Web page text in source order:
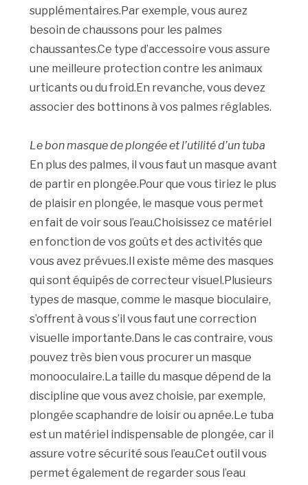
supplémentaires.Par exemple, vous aurez
besoin de chaussons pour les palmes
chaussantes.Ce type d’accessoire vous assure
une meilleure protection contre les animaux
urticants ou du froid.En revanche, vous devez
associer des bottinons à vos palmes réglables.
Le bon masque de plongée et l’utilité d’un tuba
En plus des palmes, il vous faut un masque avant
de partir en plongée.Pour que vous tiriez le plus
de plaisir en plongée, le masque vous permet
en fait de voir sous l’eau.Choisissez ce matériel
en fonction de vos goûts et des activités que
vous avez prévues.Il existe même des masques
qui sont équipés de correcteur visuel.Plusieurs
types de masque, comme le masque bioculaire,
s’offrent à vous s’il vous faut une correction
visuelle importante.Dans le cas contraire, vous
pouvez très bien vous procurer un masque
monooculaire.La taille du masque dépend de la
discipline que vous avez choisie, par exemple,
plongée scaphandre de loisir ou apnée.Le tuba
est un matériel indispensable de plongée, car il
assure votre sécurité sous l’eau.Cet outil vous
permet également de regarder sous l’eau